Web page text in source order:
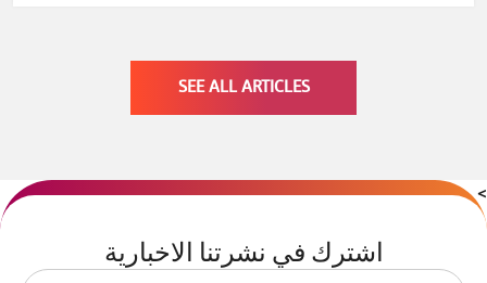
SEE ALL ARTICLES
>
اشترك في نشرتنا الاخبارية